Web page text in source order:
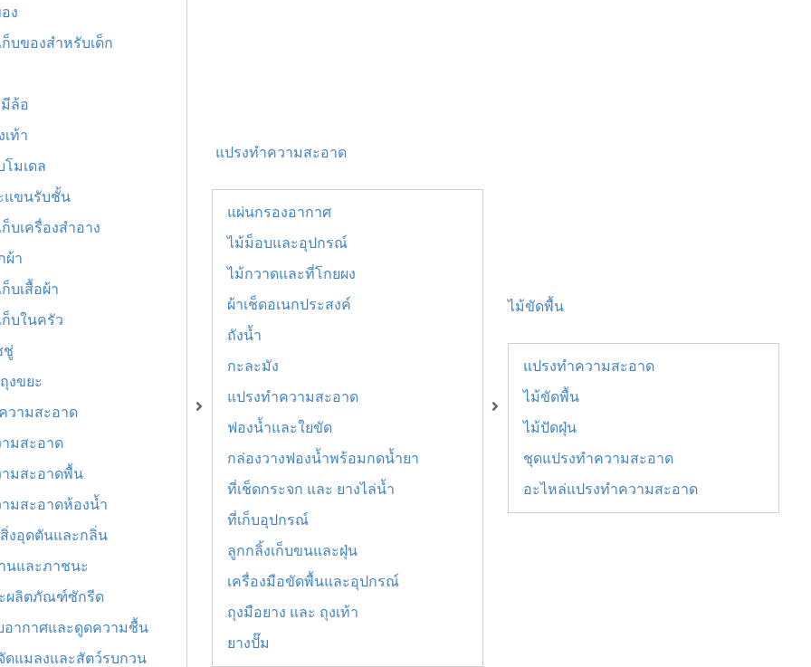
ง
บของสำหรับเด็ก
ล้อ
เท้า
โมเดล
แขนรับชั้น
บเครื่องสำอาง
ผ้า
บเสื้อผ้า
บในครัว
ชู่
งขยะ
วามสะอาด
มสะอาด
มสะอาดพื้น
มสะอาดห้องน้ำ
งอุดตันและกลิ่น
นและภาชนะ
ผลิตภัณฑ์ซักรีด
ากาศและดูดความชื้น
แมลงและสัตว์รบกวน
แปรงทำความสะอาด
แผ่นกรองอากาศ
ไม้ม็อบและอุปกรณ์
ไม้กวาดและที่โกยผง
ผ้าเช็ดอเนกประสงค์
ถังน้ำ
กะละมัง
แปรงทำความสะอาด
ฟองน้ำและใยขัด
กล่องวางฟองน้ำพร้อมกดน้ำยา
ที่เช็ดกระจก และ ยางไล่น้ำ
ที่เก็บอุปกรณ์
ลูกกลิ้งเก็บขนและฝุ่น
เครื่องมือขัดพื้นและอุปกรณ์
ถุงมือยาง และ ถุงเท้า
ยางปั๊ม
ไม้ขัดพื้น
แปรงทำความสะอาด
ไม้ขัดพื้น
ไม้ปัดฝุ่น
ชุดแปรงทำความสะอาด
อะไหล่แปรงทำความสะอาด